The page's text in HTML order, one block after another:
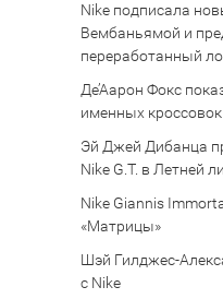
Nike подписала
Вембаньямой и
переработанный
Де’Аарон Фокс
именных кроссовок
Эй Джей Дибанца
Nike G.T. в Летней
Nike Giannis
«Матрицы»
Шэй Гилджес-
с Nike